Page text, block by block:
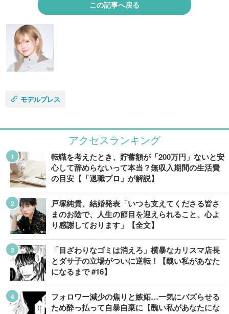
この記事へ戻る
モデルプレス
アクセスランキング
転職を考えたとき、貯蓄額が「200万円」ないと安
心して辞めらないって本当？無収入期間の生活費
の目安【「退職プロ」が解説】
戸塚純貴、結婚発表「いつも支えてくださる皆さ
まのお陰で、人生の節目を迎えられること、心よ
り感謝しております」【全文】
「目ざわりなゴミは消えろ」横暴なカリスマ店長
とダサ子の立場がついに逆転！【醜い私があなた
になるまで #16】
フォロワー減少の焦りと嫉妬…一気にバズらせる
ため酔っ払って自暴自棄に【醜い私があなたにな